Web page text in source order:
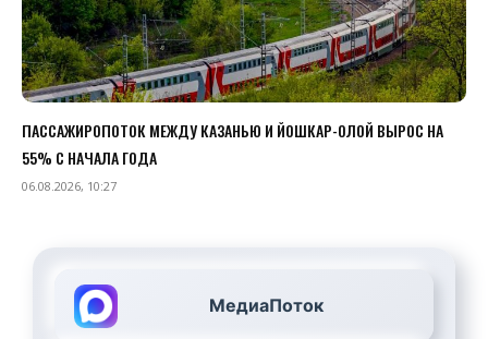
ПАССАЖИРОПОТОК МЕЖДУ КАЗАНЬЮ И ЙОШКАР-ОЛОЙ ВЫРОС НА
55% С НАЧАЛА ГОДА
06.08.2026, 10:27
МедиаПоток